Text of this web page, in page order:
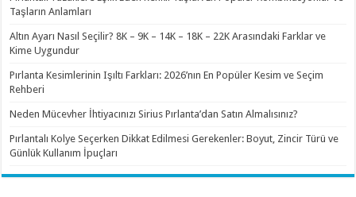
Taşların Anlamları
Altın Ayarı Nasıl Seçilir? 8K – 9K – 14K – 18K – 22K Arasındaki Farklar ve
Kime Uygundur
Pırlanta Kesimlerinin Işıltı Farkları: 2026’nın En Popüler Kesim ve Seçim
Rehberi
Neden Mücevher İhtiyacınızı Sirius Pırlanta’dan Satın Almalısınız?
Pırlantalı Kolye Seçerken Dikkat Edilmesi Gerekenler: Boyut, Zincir Türü ve
Günlük Kullanım İpuçları